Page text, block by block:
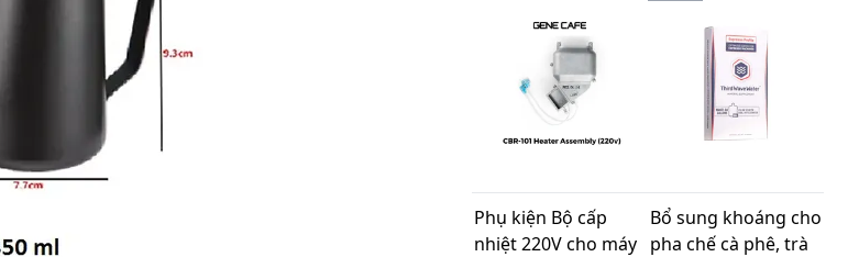
Phụ kiện Bộ cấp
nhiệt 220V cho máy
Bổ sung khoáng cho
pha chế cà phê, trà